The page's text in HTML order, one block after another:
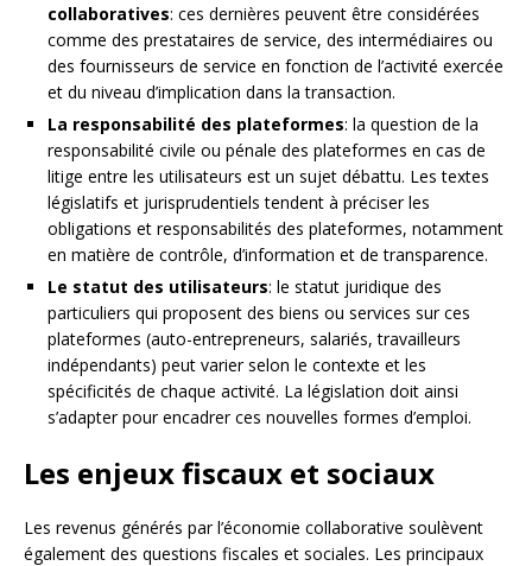
collaboratives: ces dernières peuvent être considérées
comme des prestataires de service, des intermédiaires ou
des fournisseurs de service en fonction de l’activité exercée
et du niveau d’implication dans la transaction.
La responsabilité des plateformes: la question de la
responsabilité civile ou pénale des plateformes en cas de
litige entre les utilisateurs est un sujet débattu. Les textes
législatifs et jurisprudentiels tendent à préciser les
obligations et responsabilités des plateformes, notamment
en matière de contrôle, d’information et de transparence.
Le statut des utilisateurs: le statut juridique des
particuliers qui proposent des biens ou services sur ces
plateformes (auto-entrepreneurs, salariés, travailleurs
indépendants) peut varier selon le contexte et les
spécificités de chaque activité. La législation doit ainsi
s’adapter pour encadrer ces nouvelles formes d’emploi.
Les enjeux fiscaux et sociaux
Les revenus générés par l’économie collaborative soulèvent
également des questions fiscales et sociales. Les principaux